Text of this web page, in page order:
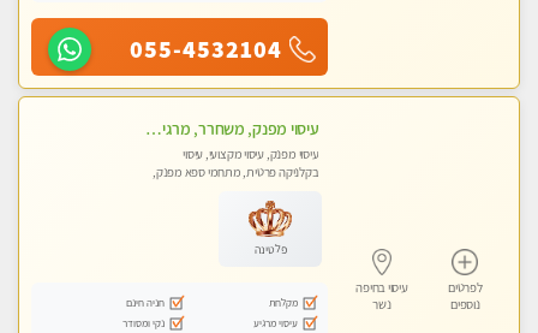
055-4532104
לפרטים
נוספים
עיסוי בחיפה
נשר
עיסוי מפנק, משחרר, מרגיע, טנטרה, עיסוי שבדי מקצועי ללא שירותי מין
עיסוי מפנק, עיסוי מקצועי, עיסוי
בקלניקה פרטית, מתחמי ספא מפנק,
פלטינה
מקלחת
חניה חינם
עיסוי מרגיע
נקי ומסודר